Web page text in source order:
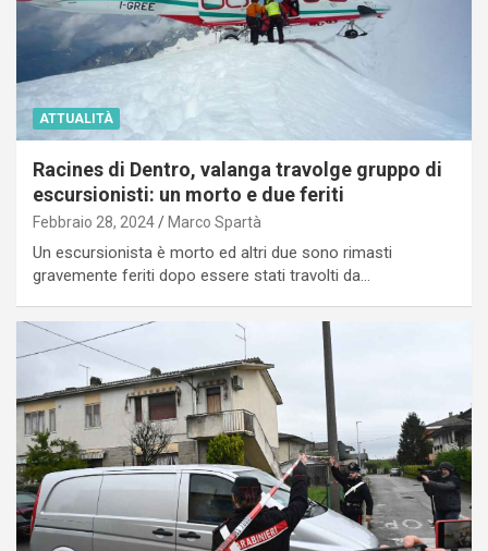
ATTUALITÀ
Racines di Dentro, valanga travolge gruppo di
escursionisti: un morto e due feriti
Febbraio 28, 2024 Marco Spartà
Un escursionista è morto ed altri due sono rimasti
gravemente feriti dopo essere stati travolti da…